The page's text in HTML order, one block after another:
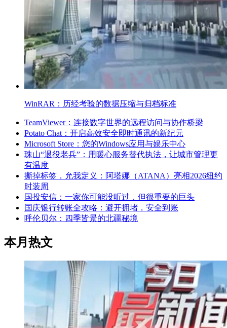
WinRAR：历经考验的数据压缩与归档标准
TeamViewer：连接数字世界的远程访问与协作桥梁
Potato Chat：开启高效安全即时通讯的新纪元
Microsoft Store：您的Windows应用与娱乐中心
珠山“退役老兵”：用暖心服务替代执法，让城市管理更
有温度
撕掉标签，允我定义：阿塔娜（ATANA）亮相2026纽约
时装周
国投安信：一家你可能没听过，但很重要的巨头
国庆银行转账全攻略：避开拥堵，安全到账
呼伦贝尔：四季皆景的北疆秘境
本月热文